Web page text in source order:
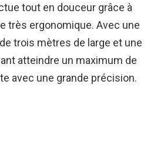
tout en douceur grâce à
très ergonomique. Avec une
trois mètres de large et une
atteindre un maximum de
avec une grande précision.